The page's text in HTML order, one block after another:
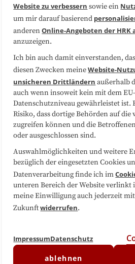
Datenschutzerklärung
Sitemap
Folgen Sie uns
Website zu verbessern sowie ein
um mir darauf basierend
anderenOnline-Angeboten der HRK
anzuzeigen.
Ich bin auch damit einverstanden,
diesen Zwecken meineWebsite-
unsicheren Drittländern außerhalb
auch wenn insoweit kein mit dem
Datenschutzniveau gewährleistet ist.
Risiko, dass dortige Behörden auf die
zugreifen können und die
oder ausgeschlossen sind.
Auswahlmöglichkeiten und weitere
bezüglich der eingesetzten Cookies
Datenverarbeitung finde ich im
unteren Bereich der Website verlinkt
meine Einwilligung auch jederzeit
Zukunftwiderrufen.
ImpressumDatenschutz
ablehnen